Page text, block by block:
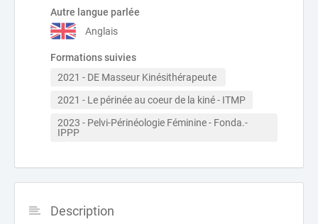
Autre langue parlée
Anglais
Formations suivies
2021 - DE Masseur Kinésithérapeute
2021 - Le périnée au coeur de la kiné - ITMP
2023 - Pelvi-Périnéologie Féminine - Fonda.-
IPPP
Description